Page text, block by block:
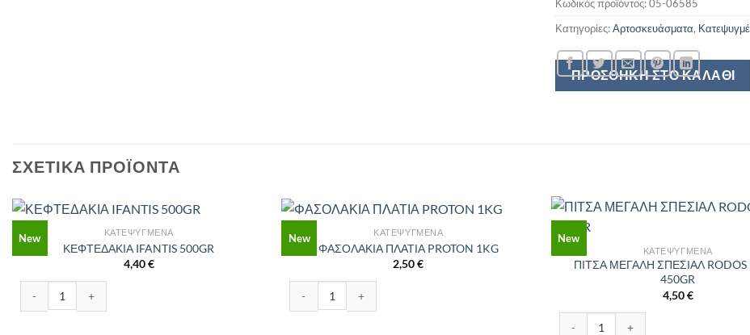
ΠΡΟΣΘΉΚΗ ΣΤΟ ΚΑΛΆΘΙ
Κωδικός προϊόντος:05-06585
Κατηγορίες:Αρτοσκευάσματα,
ΣΧΕΤΙΚΆ ΠΡΟΪΌΝΤΑ
New ΚΑΤΕΨΥΓΜΈΝΑ
ΚΕΦΤΕΔΑΚΙΑ IFANTIS 500GR
4,40€
New ΚΑΤΕΨΥΓΜΈΝΑ
ΦΑΣΟΛΑΚΙΑ ΠΛΑΤΙΑ PROTON 1KG
2,50€
New
ΚΑΤΕΨΥΓΜΈΝΑ
ΠΙΤΣΑ ΜΕΓΑΛΗ ΣΠΕΣΙΑΛ RODOS
450GR
4,50€